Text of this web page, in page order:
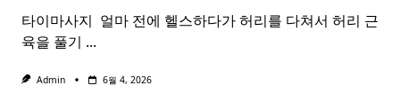
타이마사지 ​ 얼마 전에 헬스하다가 허리를 다쳐서 허리 근
육을 풀기 ...
Admin 6월 4, 2026